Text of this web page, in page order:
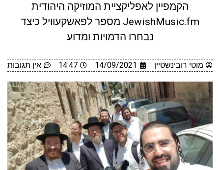
הקמפיין לאפליקציית המוזיקה היהודית
JewishMusic.fm מספר לפאשקעוויל כיצד
נבחרו הדמויות ומדוע
מוטי רובינשטיין 14/09/2021
14:47 אין תגובות